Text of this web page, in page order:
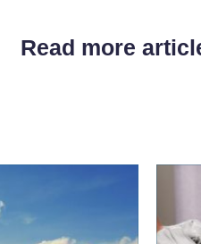
Read more